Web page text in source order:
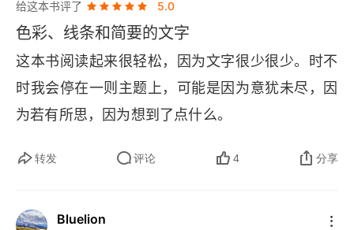
给这本书评了 5.0
色彩、线条和简要的文字
这本书阅读起来很轻松，因为文字很少很少。时不
时我会停在一则主题上，可能是因为意犹未尽，因
为若有所思，因为想到了点什么。
转发 评论 4 分享
Bluelion